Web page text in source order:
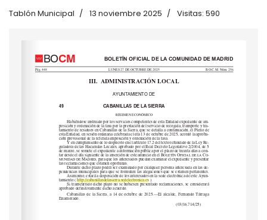
Tablón Municipal 13 noviembre 2025 Visitas: 590
tamiento ( http://cabanillasdelasierra.sedelectronica.es )